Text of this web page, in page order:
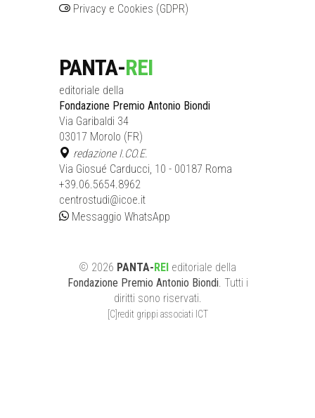
Privacy e Cookies (GDPR)
PANTA-REI
editoriale della
Fondazione Premio Antonio Biondi
Via Garibaldi 34
03017 Morolo (FR)
redazione I.CO.E.
Via Giosué Carducci, 10 - 00187 Roma
+39.06.5654.8962
centrostudi@icoe.it
Messaggio WhatsApp
© 2026 PANTA-REI editoriale della
Fondazione Premio Antonio Biondi . Tutti i
diritti sono riservati.
[C]redit grippi associati ICT